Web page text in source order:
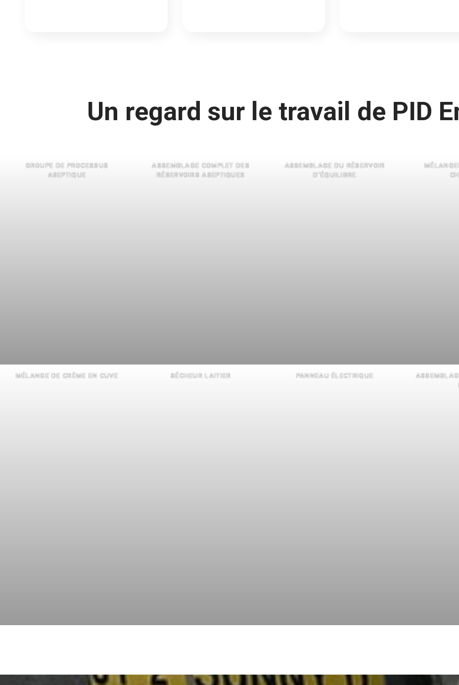
Un regard sur le travail de PID
GROUPE DE PROCESSUS
ASEPTIQUE
ASSEMBLAGE COMPLET DES
RÉSERVOIRS ASEPTIQUES
ASSEMBLAGE DU RÉSERVOIR
D’ÉQUILIBRE
MÉLANGE DE CRÈME EN CUVE SÉCHEUR LAITIER PANNEAU ÉLECTRIQUE